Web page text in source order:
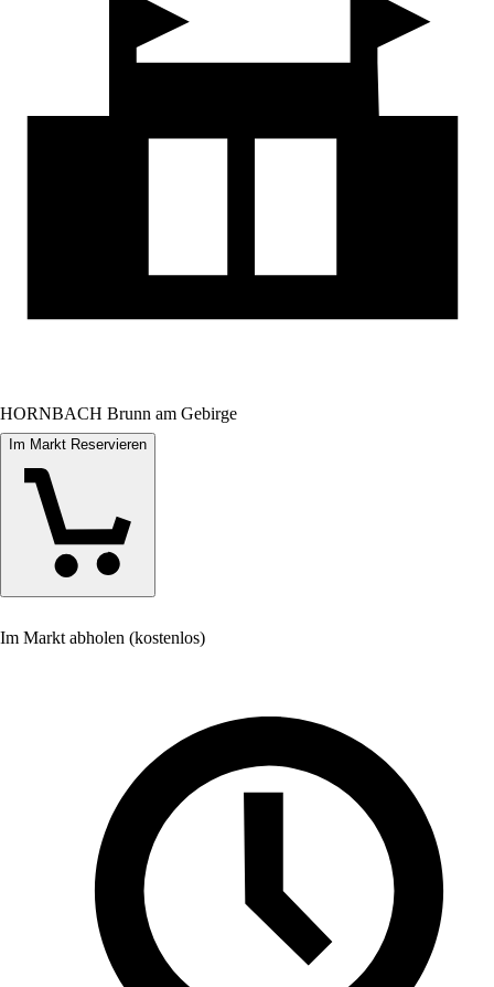
HORNBACH Brunn am Gebirge
Im Markt Reservieren
Im Markt abholen (kostenlos)